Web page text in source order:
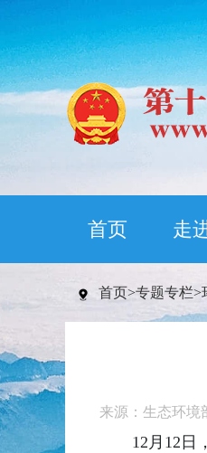
首页 走
首页>专题专栏>
来源：生态环
12月12日